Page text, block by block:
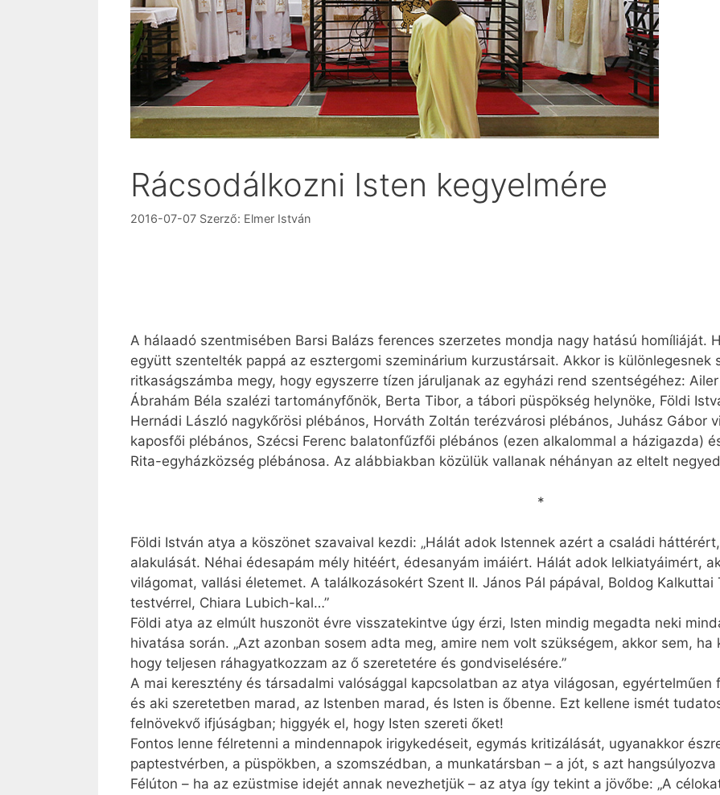
Rácsodálkozni Isten kegyelmére
2016-07-07 Szerző: Elmer István
A hálaadó szentmisében Barsi Balázs ferences szerzetes mondja nagy hatású homíliáját.
együtt szentelték pappá az esztergomi szeminárium kurzustársait. Akkor is különlegesnek
ritkaságszámba megy, hogy egyszerre tízen járuljanak az egyházi rend szentségéhez:
Ábrahám Béla szalézi tartományfőnök, Berta Tibor, a tábori püspökség helynöke, Földi
Hernádi László nagykőrösi plébános, Horváth Zoltán terézvárosi plébános, Juhász Gábor
kaposfői plébános, Szécsi Ferenc balatonfűzfői plébános (ezen alkalommal a házigazda)
Rita-egyházköz­ség plébánosa. Az alábbiakban közülük vallanak néhányan az eltelt
*
Földi István atya a köszönet szavaival kezdi: „Hálát adok Istennek azért a családi
alakulását. Néhai édesapám mély hitéért, édesanyám imáiért. Hálát adok lelkiatyáimért,
világomat, vallási életemet. A találkozásokért Szent II. János Pál pápával, Boldog Kalkuttai
testvérrel, Chiara Lubich-kal…”
Földi atya az elmúlt huszonöt évre visszatekintve úgy érzi, Isten mindig megadta neki
hivatása során. „Azt azonban sosem adta meg, amire nem volt szükségem, akkor sem,
hogy teljesen ráhagyatkozzam az ő szeretetére és gondviselésére.”
A mai keresztény és társadalmi valósággal kapcsolatban az atya világosan, egyértelműen
és aki szeretetben marad, az Istenben marad, és Isten is őbenne. Ezt kellene ismét
felnövekvő ifjúságban; higgyék el, hogy Isten szereti őket!
Fontos lenne félretenni a mindennapok irigykedéseit, egymás kritizálását, ugyanakkor
paptestvérben, a püspökben, a szomszédban, a munkatársban – a jót, s azt hangsúlyozva
Félúton – ha az ezüstmise idejét annak nevezhetjük – az atya így tekint a jövőbe: „A